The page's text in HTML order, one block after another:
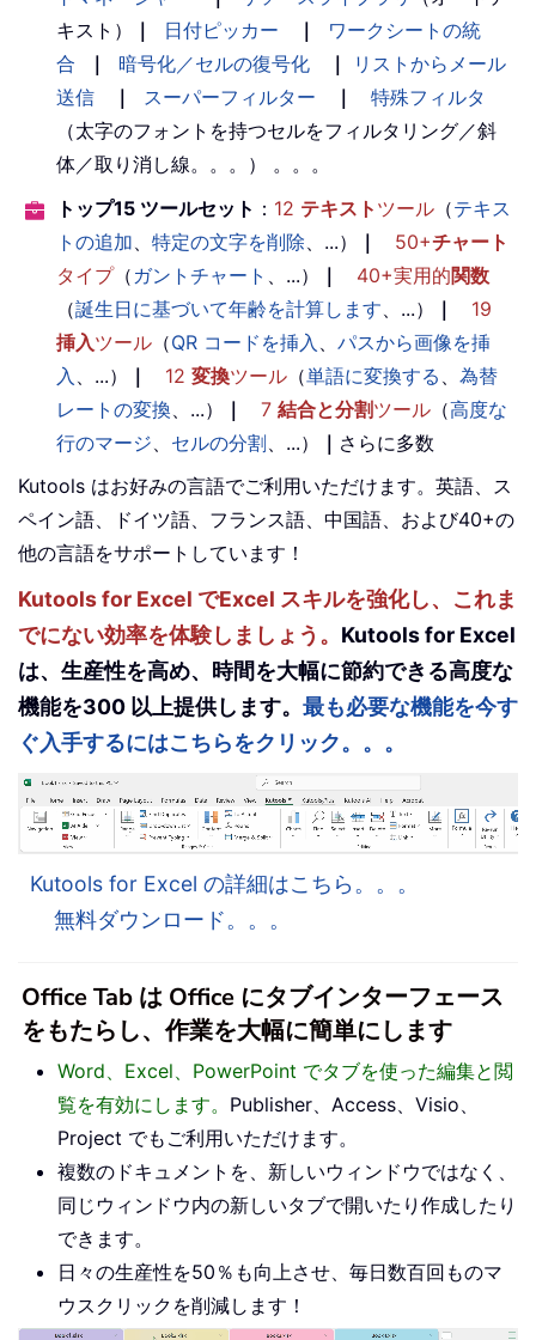
キスト）
｜ 日付ピッカー ｜
ワークシートの統
合
｜ 暗号化／セルの復号化 ｜
リストからメール
送信
｜ スーパーフィルター ｜
特殊フィルタ
（太字のフォントを持つセルをフィルタリング／斜
体／取り消し線。。。） 。。。
トップ15 ツールセット ： 12 テキスト ツール （テキス
トの追加、 特定の文字を削除、...） ｜ 50+チャート
タイプ（ ガントチャート 、...） ｜ 40+実用的関数
（誕生日に基づいて年齢を計算します、...） ｜
19
挿入ツール （QR コードを挿入 、 パスから画像を挿
入 、...） ｜ 12 変換ツール （単語に変換する 、 為替
レートの変換、...） ｜ 7 結合と分割ツール （高度な
行のマージ、 セルの分割、...） ｜ さらに多数
Kutools はお好みの言語でご利用いただけます。英語、ス
ペイン語、ドイツ語、フランス語、中国語、および40+の
他の言語をサポートしています！
Kutools for Excel でExcel スキルを強化し、これま
でにない効率を体験しましょう。 Kutools for Excel
は、生産性を高め、時間を大幅に節約できる高度な
機能を300 以上提供します。 最も必要な機能を今す
ぐ入手するにはこちらをクリック。。。
Kutools for Excel の詳細はこちら。。。
無料ダウンロード。。。
Office Tab は Office にタブインターフェース
をもたらし、作業を大幅に簡単にします
Word、Excel、PowerPoint でタブを使った編集と閲
覧を有効にします。 Publisher、Access、Visio、
Project でもご利用いただけます。
複数のドキュメントを、新しいウィンドウではなく、
同じウィンドウ内の新しいタブで開いたり作成したり
できます。
日々の生産性を50％も向上させ、毎日数百回ものマ
ウスクリックを削減します！